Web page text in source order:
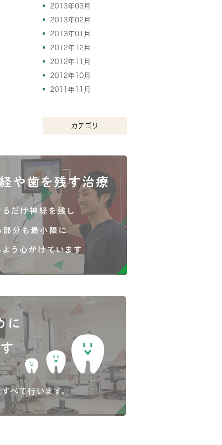
2013年03月
2013年02月
2013年01月
2012年12月
2012年11月
2012年10月
2011年11月
カテゴリ